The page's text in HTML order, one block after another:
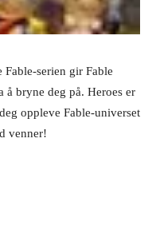
serien gir Fable
å bryne deg på. Heroes er
oppleve Fable-universet
venner!